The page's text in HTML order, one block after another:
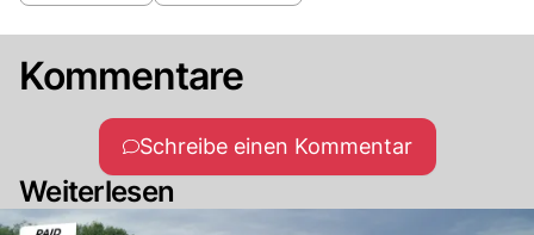
Kommentare
Schreibe einen Kommentar
Weiterlesen